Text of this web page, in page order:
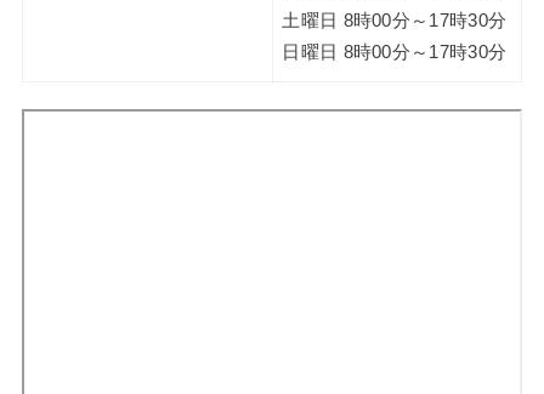
土曜日 8時00分～17時30分
日曜日 8時00分～17時30分